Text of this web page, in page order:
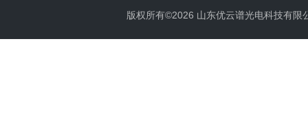
版权所有©2026 山东优云谱光电科技有